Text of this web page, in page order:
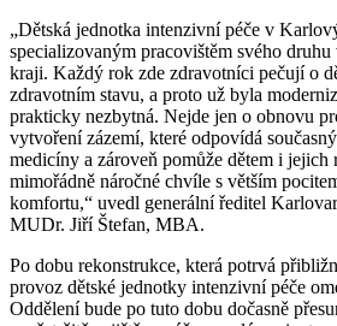
„Dětská jednotka intenzivní péče v
specializovaným pracovištěm svého
kraji. Každý rok zde zdravotníci pečují o
zdravotním stavu, a proto už byla
prakticky nezbytná. Nejde jen o obnovu
vytvoření zázemí, které odpovídá
medicíny a zároveň pomůže dětem i jejich
mimořádně náročné chvíle s větším
komfortu,“ uvedl generální ředitel
MUDr. Jiří Štefan, MBA.
Po dobu rekonstrukce, která potrvá
provoz dětské jednotky intenzivní péče
Oddělení bude po tuto dobu dočasně